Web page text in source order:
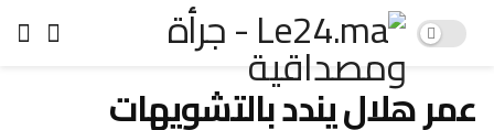
عمر هلال يندد بالتشويهات